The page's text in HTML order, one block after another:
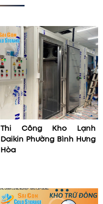
Thi Công Kho Lạnh
Daikin Phường Bình Hưng
Hòa